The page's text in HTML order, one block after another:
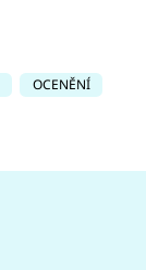
OCENĚNÍ